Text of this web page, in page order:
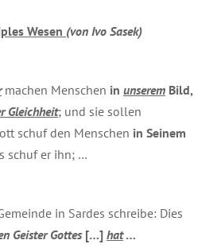
Wesen (von Ivo Sasek)
machen Menschen in unserem Bild,
Gleichheit; und sie sollen
schuf den Menschen in Seinem
schuf er ihn; …
in Sardes schreibe: Dies
Geister Gottes[…] hat…